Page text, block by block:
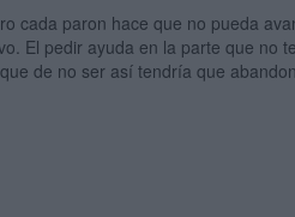
cada paron hace que no pueda
El pedir ayuda en la parte que no
de no ser así tendría que